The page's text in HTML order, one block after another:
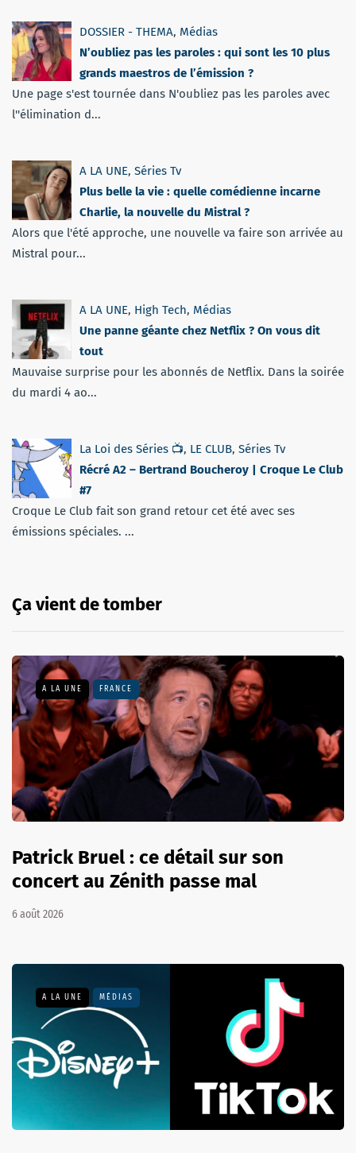
DOSSIER - THEMA, Médias
N’oubliez pas les paroles : qui sont les 10 plus
grands maestros de l’émission ?
Une page s'est tournée dans N'oubliez pas les paroles avec
l''élimination d...
A LA UNE, Séries Tv
Plus belle la vie : quelle comédienne incarne
Charlie, la nouvelle du Mistral ?
Alors que l'été approche, une nouvelle va faire son arrivée au
Mistral pour...
A LA UNE, High Tech, Médias
Une panne géante chez Netflix ? On vous dit
tout
Mauvaise surprise pour les abonnés de Netflix. Dans la soirée
du mardi 4 ao...
La Loi des Séries 📺, LE CLUB, Séries Tv
Récré A2 – Bertrand Boucheroy | Croque Le Club
#7
Croque Le Club fait son grand retour cet été avec ses
émissions spéciales. ...
Ça vient de tomber
A LA UNE FRANCE
Patrick Bruel : ce détail sur son
concert au Zénith passe mal
6 août 2026
A LA UNE MÉDIAS